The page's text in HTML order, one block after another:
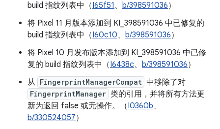
build 指纹列表中（I65f51 、 b/398591036）
将 Pixel 11 月版本添加到 KI_398591036 中已修复的
build 指纹列表中（I60c10、 b/398591036）
将 Pixel 10 月发布版本添加到 KI_398591036 中已修
复的 build 指纹列表中（I6438c、 b/398591036）
从 FingerprintManagerCompat 中移除了对
FingerprintManager 类的引用，并将所有方法更
新为返回 false 或无操作。（I0360b、
b/330524057）